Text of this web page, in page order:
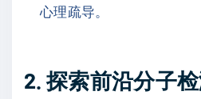
心理疏导。
2. 探索前沿分子